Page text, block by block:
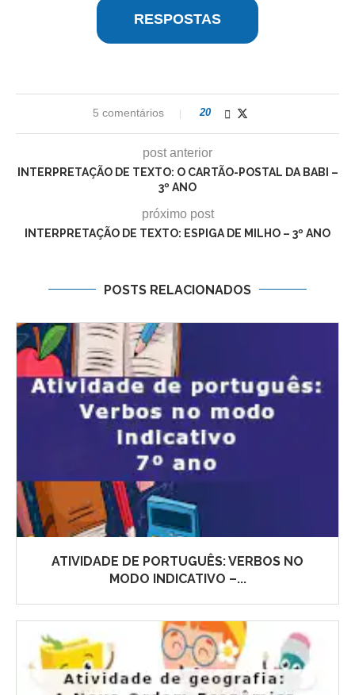
RESPOSTAS
5 comentários 20
post anterior
INTERPRETAÇÃO DE TEXTO: O CARTÃO-POSTAL DA BABI –
3º ANO
próximo post
INTERPRETAÇÃO DE TEXTO: ESPIGA DE MILHO – 3º ANO
POSTS RELACIONADOS
ATIVIDADE DE PORTUGUÊS: VERBOS NO
MODO INDICATIVO –...